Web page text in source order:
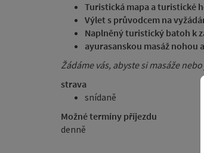
Turistická mapa a turistické
Výlet s průvodcem na
Naplněný turistický batoh k
ayurasanskou masáž nohou
Žádáme vás, abyste si masáže
strava
snídaně
Možné termíny příjezdu
denně